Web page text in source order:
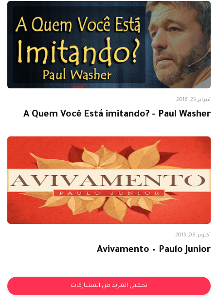
فبراير 25, 2016
A Quem Você Está imitando? - Paul Washer
أكتوبر 08, 2015
Avivamento – Paulo Junior
تحميل المزيد من المشاركات